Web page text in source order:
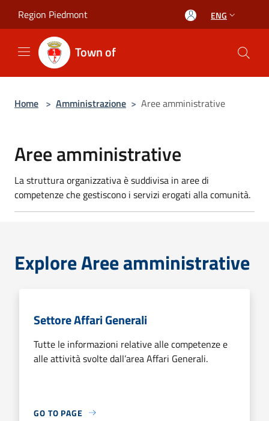
Region Piedmont ENG
Town of
Home > Amministrazione > Aree amministrative
Aree amministrative
La struttura organizzativa è suddivisa in aree di
competenze che gestiscono i servizi erogati alla comunità.
Explore Aree amministrative
Settore Affari Generali
Tutte le informazioni relative alle competenze e
alle attività svolte dall’area Affari Generali.
GO TO PAGE